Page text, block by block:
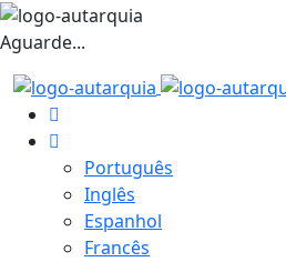
Aguarde...
Português
Inglês
Espanhol
Francês